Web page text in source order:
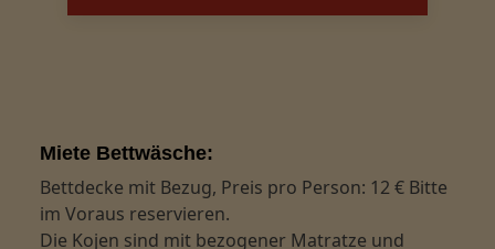
Miete Bettwäsche:
Bettdecke mit Bezug, Preis pro Person: 12 € Bitte
im Voraus reservieren.
Die Kojen sind mit bezogener Matratze und